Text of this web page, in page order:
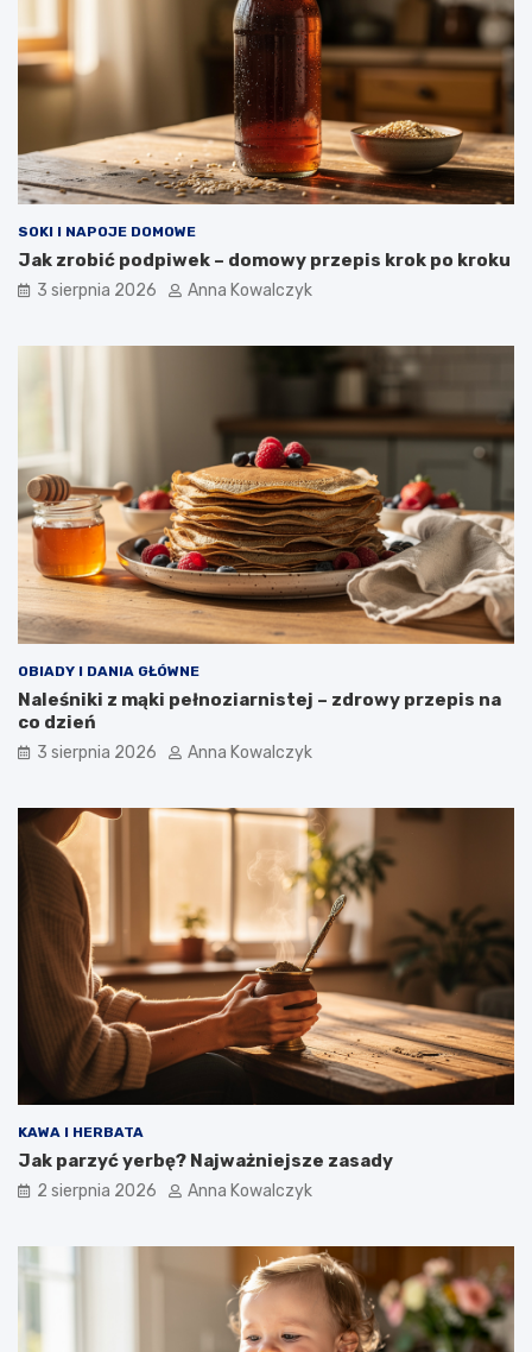
SOKI I NAPOJE DOMOWE
Jak zrobić podpiwek – domowy przepis krok po kroku
3 sierpnia 2026 Anna Kowalczyk
OBIADY I DANIA GŁÓWNE
Naleśniki z mąki pełnoziarnistej – zdrowy przepis na
co dzień
3 sierpnia 2026 Anna Kowalczyk
KAWA I HERBATA
Jak parzyć yerbę? Najważniejsze zasady
2 sierpnia 2026 Anna Kowalczyk